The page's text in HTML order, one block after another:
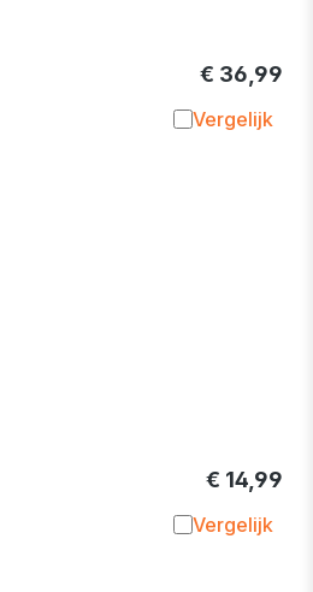
€ 36,99
Vergelijk
€ 14,99
Vergelijk